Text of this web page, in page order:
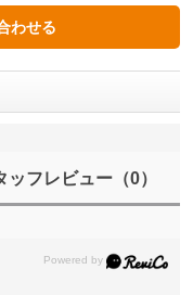
ッフレビュー（0）